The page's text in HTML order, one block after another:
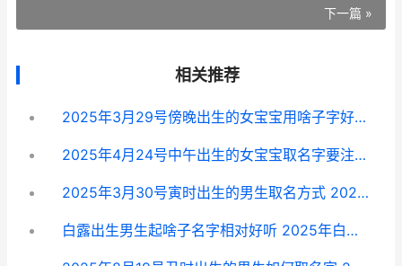
下一篇 »
相关推荐
2025年3月29号傍晚出生的女宝宝用啥子字好 2025年03月29日
2025年4月24号中午出生的女宝宝取名字要注意啥子 2025年4月24日发生了什么
2025年3月30号寅时出生的男生取名方式 2025年3月30号出生
白露出生男生起啥子名字相对好听 2025年白露出生的女孩起名